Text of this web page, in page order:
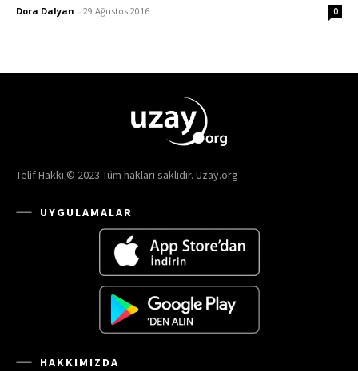
Dora Dalyan - 29 Ağustos 2016 0
Telif Hakkı © 2023 Tüm hakları saklıdır. Uzay.org
UYGULAMALAR
HAKKIMIZDA